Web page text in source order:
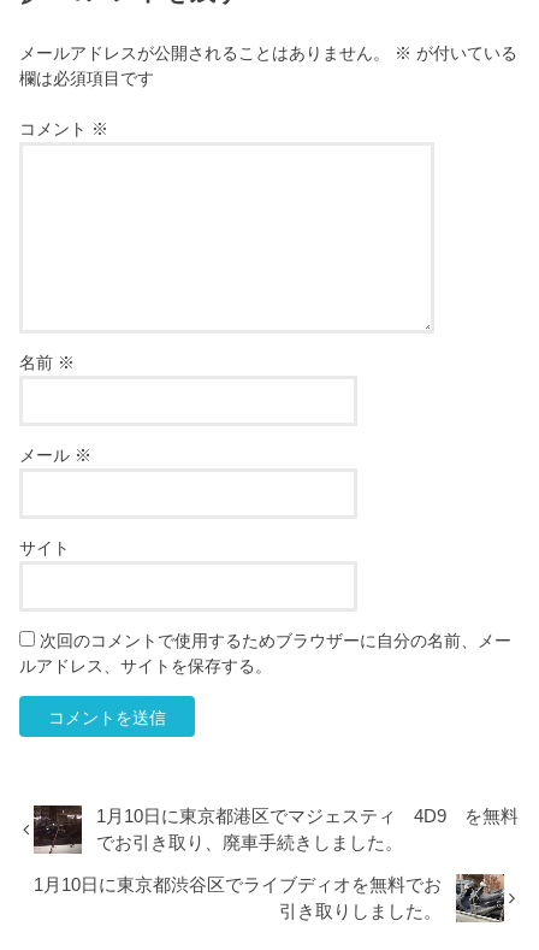
メールアドレスが公開されることはありません。 ※ が付いている
欄は必須項目です
コメント ※
名前 ※
メール ※
サイト
次回のコメントで使用するためブラウザーに自分の名前、メー
ルアドレス、サイトを保存する。
1月10日に東京都港区でマジェスティ 4D9 を無料
でお引き取り、廃車手続きしました。
1月10日に東京都渋谷区でライブディオを無料でお
引き取りしました。